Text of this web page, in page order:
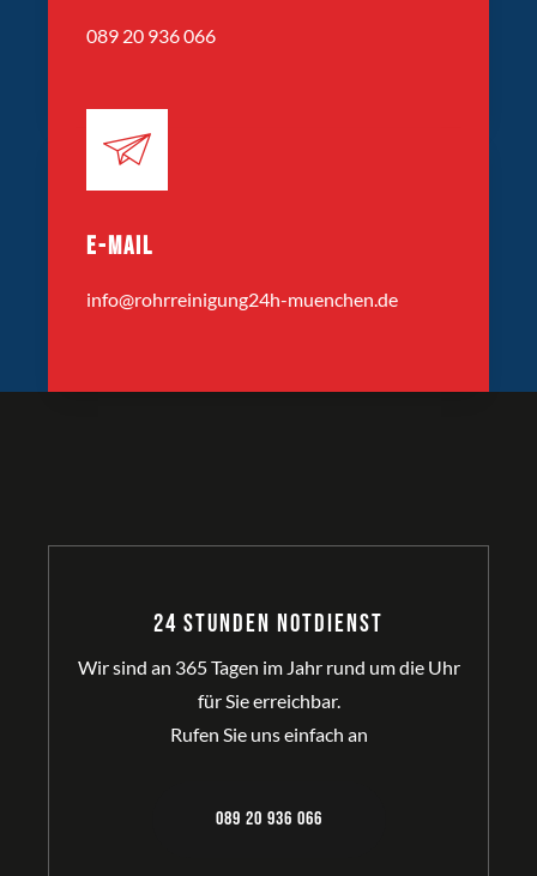
089 20 936 066
E-MAIL
info@rohrreinigung24h-muenchen.de
24 Stunden Notdienst
Wir sind an 365 Tagen im Jahr rund um die Uhr
für Sie erreichbar.
Rufen Sie uns einfach an
089 20 936 066